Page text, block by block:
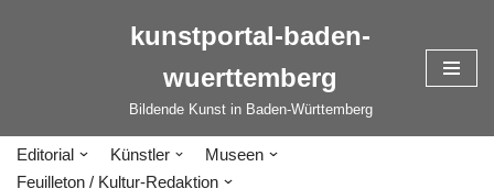
kunstportal-baden-
wuerttemberg
Bildende Kunst in Baden-Württemberg
Editorial Künstler
Museen
Feuilleton / Kultur-Redaktion